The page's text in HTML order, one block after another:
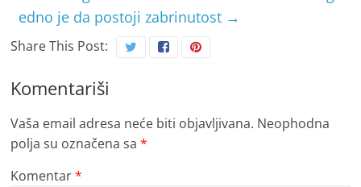
edno je da postoji zabrinutost →
Share This Post:
Komentariši
Vaša email adresa neće biti objavljivana. Neophodna
polja su označena sa*
Komentar*